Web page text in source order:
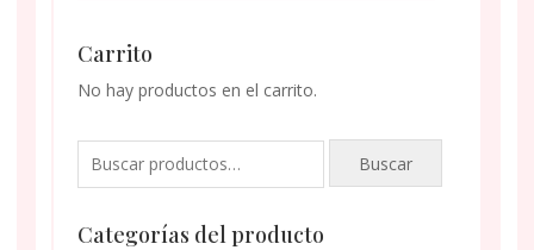
Carrito
No hay productos en el carrito.
Buscar
Categorías del producto